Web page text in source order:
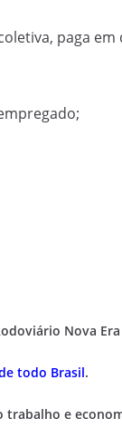
paga em
Nova Era
todo Brasil.
trabalho e